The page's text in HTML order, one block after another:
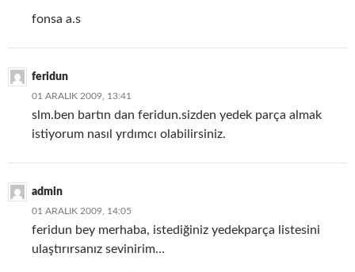
fonsa a.s
feridun
01 ARALIK 2009, 13:41
slm.ben bartın dan feridun.sizden yedek parça almak
istiyorum nasıl yrdımcı olabilirsiniz.
admin
01 ARALIK 2009, 14:05
feridun bey merhaba, istediğiniz yedekparça listesini
ulaştırırsanız sevinirim…